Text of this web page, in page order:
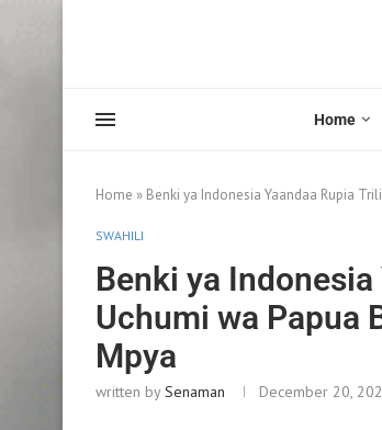
Home
Home » Benki ya Indonesia Yaandaa Rupia
SWAHILI
Benki ya
Uchumi wa Papua
Mpya
written bySenaman December 20,